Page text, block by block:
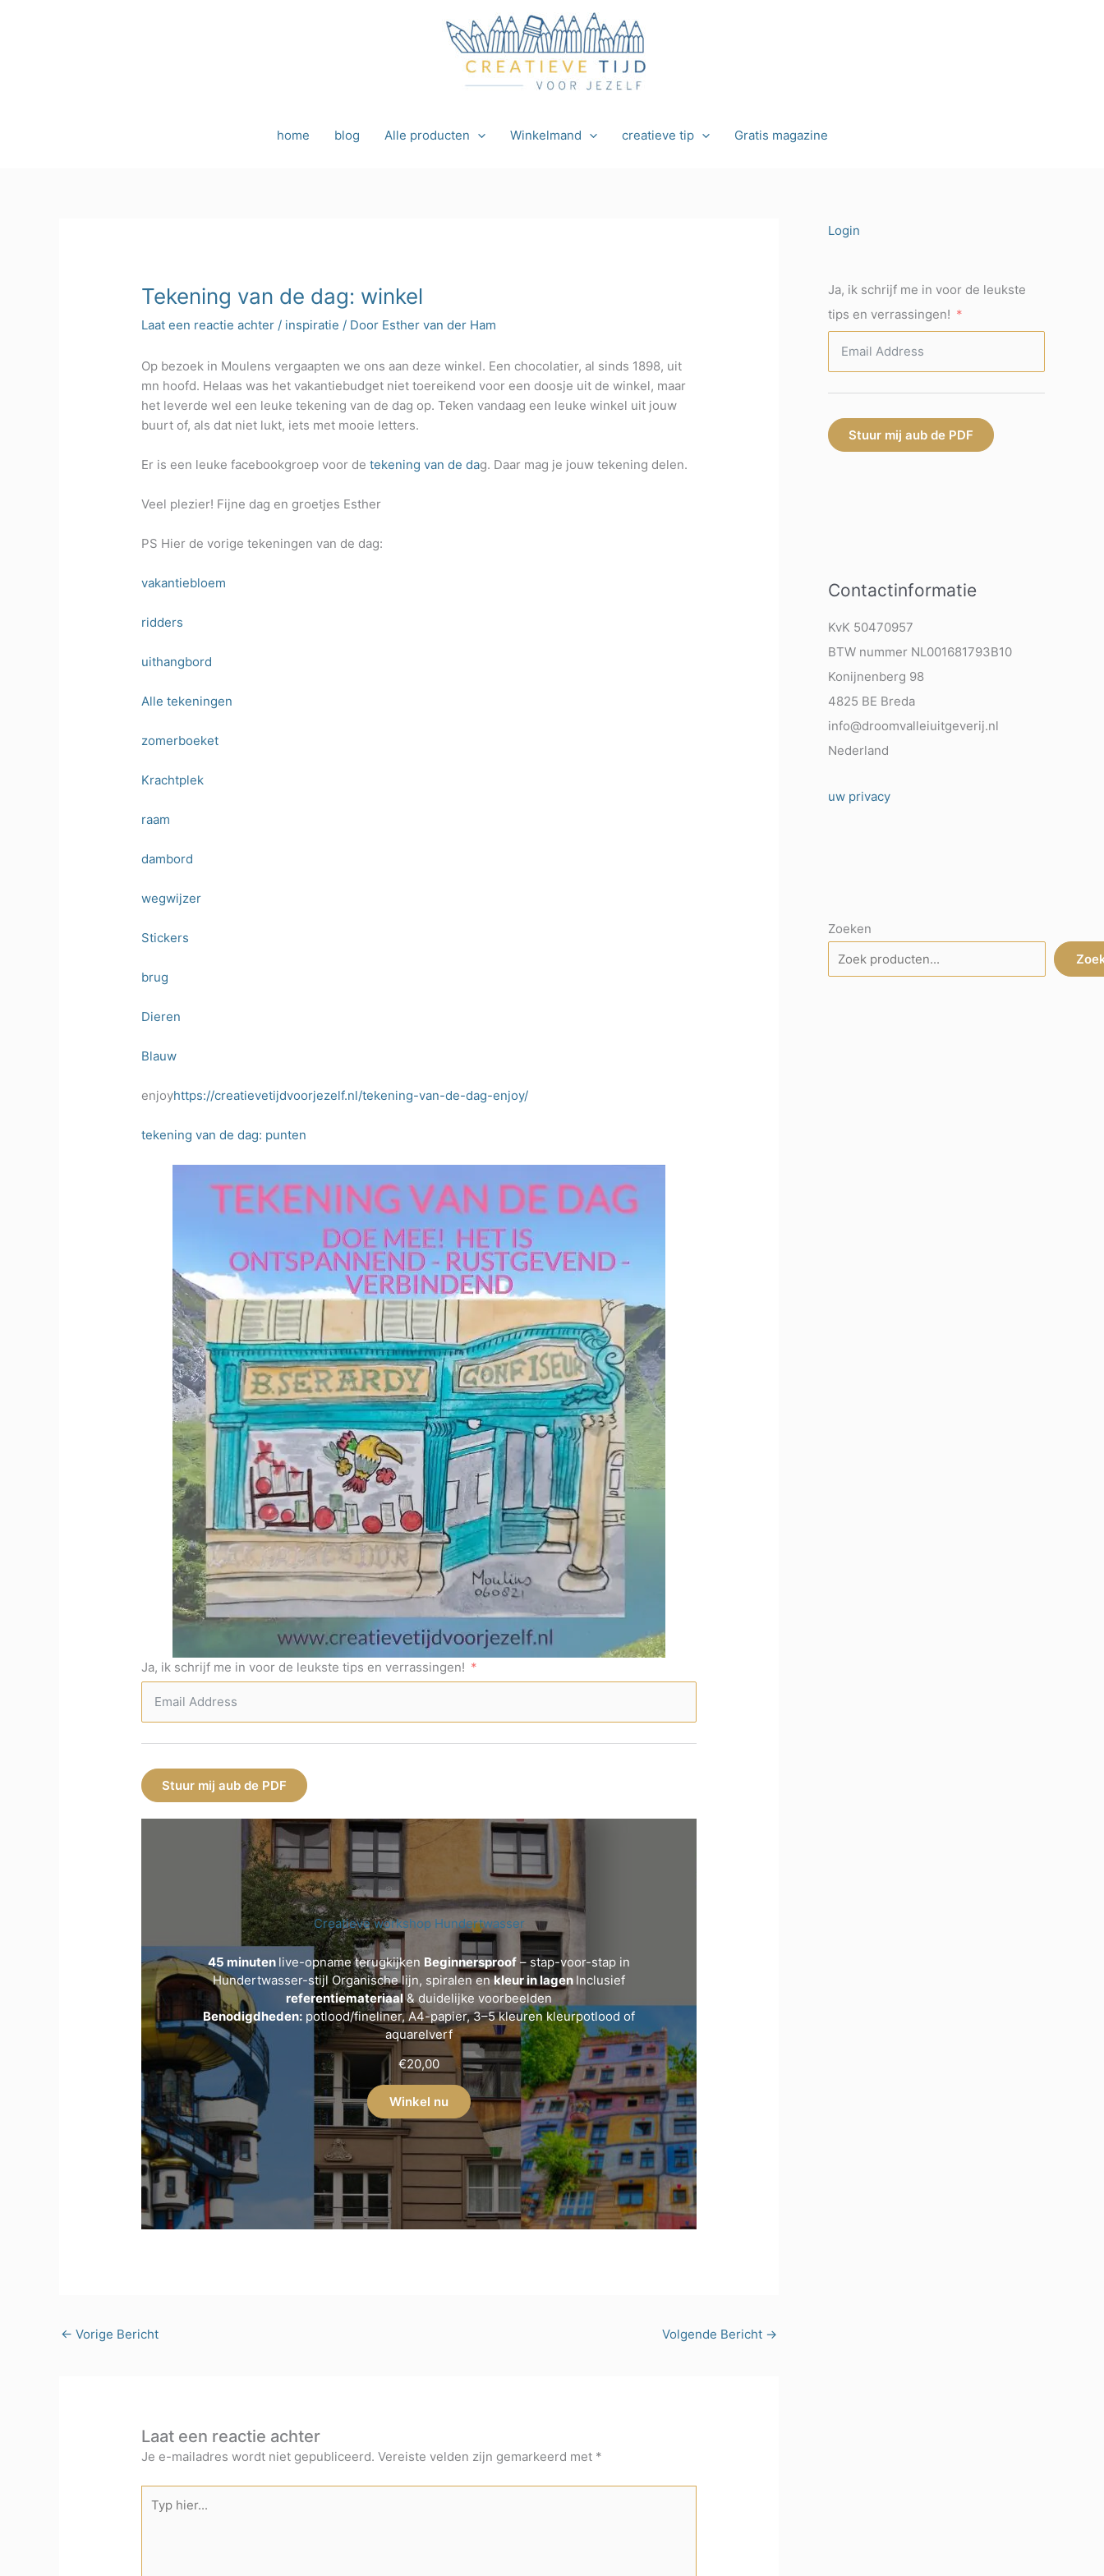
home blog Alle producten Winkelmand creatieve tip Gratis magazine
Tekening van de dag: winkel
Laat een reactie achter / inspiratie / Door Esther van der Ham
Op bezoek in Moulens vergaapten we ons aan deze winkel. Een chocolatier, al sinds 1898, uit
mn hoofd. Helaas was het vakantiebudget niet toereikend voor een doosje uit de winkel, maar
het leverde wel een leuke tekening van de dag op. Teken vandaag een leuke winkel uit jouw
buurt of, als dat niet lukt, iets met mooie letters.
Er is een leuke facebookgroep voor detekening van de dag. Daar mag je jouw tekening delen.
Veel plezier! Fijne dag en groetjes Esther
PS Hier de vorige tekeningen van de dag:
vakantiebloem
ridders
uithangbord
Alle tekeningen
zomerboeket
Krachtplek
raam
dambord
wegwijzer
Stickers
brug
Dieren
Blauw
enjoyhttps://creatievetijdvoorjezelf.nl/tekening-van-de-dag-enjoy/
tekening van de dag: punten
Ja, ik schrijf me in voor de leukste tips en verrassingen!
Stuur mij aub de PDF
Creatieve workshop Hundertwasser
45 minuten live-opname terugkijken Beginnersproof – stap-voor-stap in
Hundertwasser-stijl Organische lijn, spiralen enkleur in lagen Inclusief
referentiemateriaal& duidelijke voorbeelden
Benodigdheden: potlood/fineliner, A4-papier, 3–5 kleuren kleurpotlood of
aquarelverf
€20,00
Winkel nu
← Vorige Bericht Volgende Bericht →
Laat een reactie achter
Je e-mailadres wordt niet gepubliceerd. Vereiste velden zijn gemarkeerd met *
hier...
Login
Ja, ik schrijf me in voor de leukste
tips en verrassingen!
Stuur mij aub de PDF
Contactinformatie
KvK 50470957
BTW nummer NL001681793B10
Konijnenberg 98
4825 BE Breda
info@droomvalleiuitgeverij.nl
Nederland
uw privacy
Zoeken